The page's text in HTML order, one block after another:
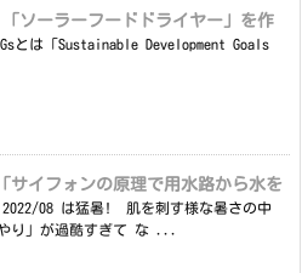
「ソーラーフードドライヤー」を作
とは「Sustainable Development Goals
サイフォンの原理で用水路から水を
2022/08 は猛暑! 肌を刺す様な暑さの中
やり」が過酷すぎて な ...